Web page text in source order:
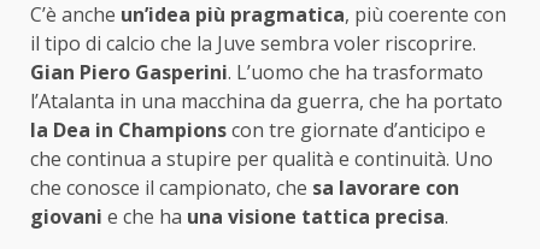
C’è anche un’idea più pragmatica, più coerente con
il tipo di calcio che la Juve sembra voler riscoprire.
Gian Piero Gasperini. L’uomo che ha trasformato
l’Atalanta in una macchina da guerra, che ha portato
la Dea in Championscon tre giornate d’anticipo e
che continua a stupire per qualità e continuità. Uno
che conosce il campionato, che sa lavorare con
giovani e che ha una visione tattica precisa.